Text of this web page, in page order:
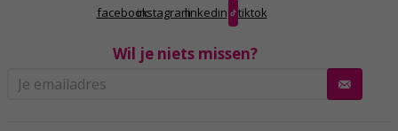
facebookinstagramlinkedin tiktok
Wil je niets missen?